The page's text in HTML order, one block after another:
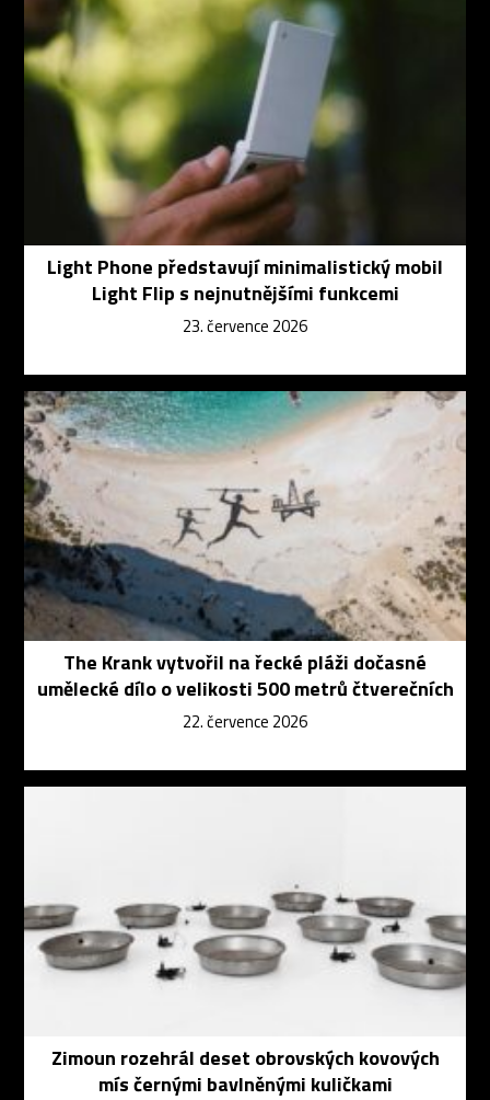
Light Phone představují minimalistický mobil
Light Flip s nejnutnějšími funkcemi
23. července 2026
The Krank vytvořil na řecké pláži dočasné
umělecké dílo o velikosti 500 metrů čtverečních
22. července 2026
Zimoun rozehrál deset obrovských kovových
mís černými bavlněnými kuličkami